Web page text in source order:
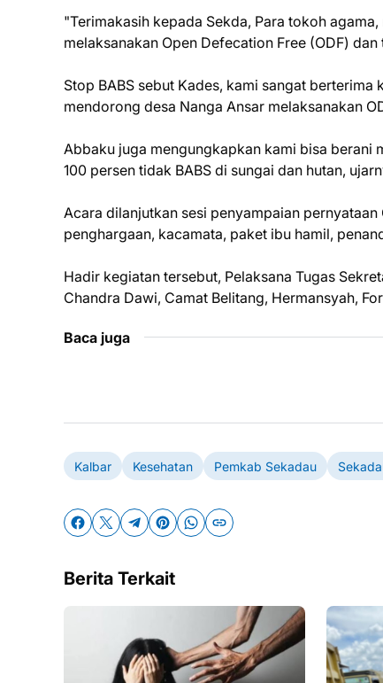
"Terimakasih kepada Sekda, Para tokoh
melaksanakan Open Defecation Free (ODF)
Stop BABS sebut Kades, kami sangat
mendorong desa Nanga Ansar melaksanakan
Abbaku juga mengungkapkan kami bisa berani
100 persen tidak BABS di sungai dan hutan,
Acara dilanjutkan sesi penyampaian
penghargaan, kacamata, paket ibu hamil,
Hadir kegiatan tersebut, Pelaksana Tugas
Chandra Dawi, Camat Belitang, Hermansyah,
Baca juga
Kalbar Kesehatan Pemkab Sekadau
Berita Terkait